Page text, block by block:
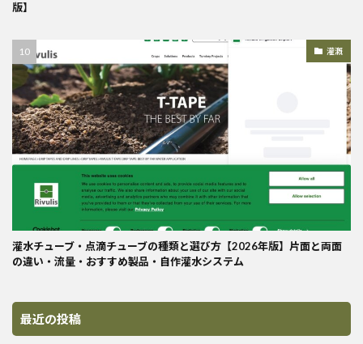
版】
灌漑
灌水チューブ・点滴チューブの種類と選び方【2026年版】片面と両面
の違い・流量・おすすめ製品・自作灌水システム
最近の投稿